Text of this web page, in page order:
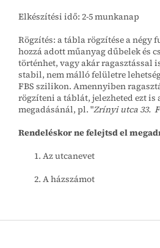
Elkészítési idő: 2-5 munkanap
Rögzítés: a tábla rögzítése a négy
hozzá adott műanyag dűbelek és
történhet, vagy akár ragasztással
stabil, nem málló felületre
FBS szilikon. Amennyiben
rögzíteni a táblát, jelezheted ezt is
megadásánál, pl. "Zrínyi utca 33.
Rendeléskor ne felejtsd el
Az utcanevet
A házszámot